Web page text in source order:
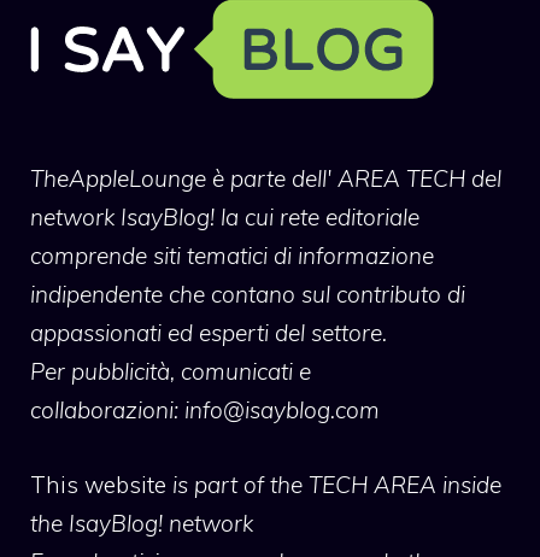
TheAppleLounge è parte dell' AREA TECH del
network IsayBlog! la cui rete editoriale
comprende siti tematici di informazione
indipendente che contano sul contributo di
appassionati ed esperti del settore.
Per pubblicità, comunicati e
collaborazioni: info@isayblog.com
This website is part of the TECH AREA inside
the IsayBlog! network